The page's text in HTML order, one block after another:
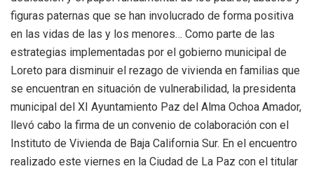
figuras paternas que se han involucrado de forma positiva
en las vidas de las y los menores… Como parte de las
estrategias implementadas por el gobierno municipal de
Loreto para disminuir el rezago de vivienda en familias que
se encuentran en situación de vulnerabilidad, la presidenta
municipal del XI Ayuntamiento Paz del Alma Ochoa Amador,
llevó cabo la firma de un convenio de colaboración con el
Instituto de Vivienda de Baja California Sur. En el encuentro
realizado este viernes en la Ciudad de La Paz con el titular